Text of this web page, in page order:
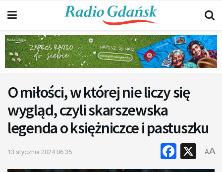
O miłości, w której nie liczy się
wygląd, czyli skarszewska
legenda o księżniczce i pastuszku
13 stycznia 2024 06:35 X
AA